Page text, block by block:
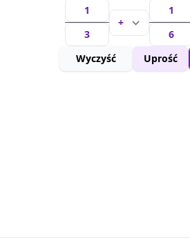
Wyczyść Uprość